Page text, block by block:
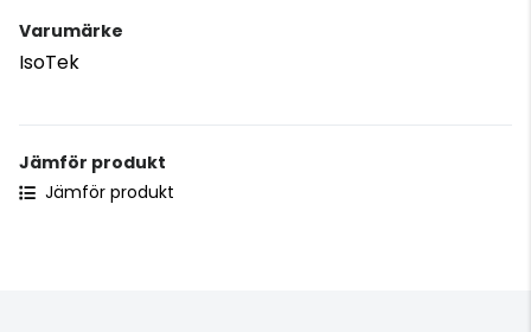
Varumärke
IsoTek
Jämför produkt
Jämför produkt